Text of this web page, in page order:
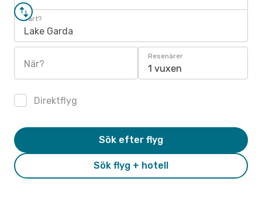
Vart?
Lake Garda
När?
Resenärer
1 vuxen
Direktflyg
Sök flyg + hotell
Sök efter flyg